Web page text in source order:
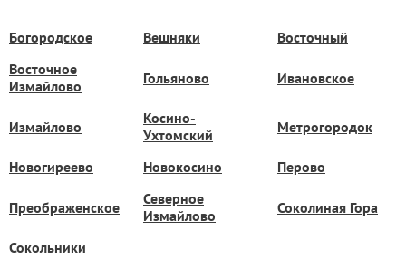
Богородское Вешняки
Восточный
Восточное
Измайлово
Гольяново Ивановское
Измайлово
Косино-
Ухтомский
Метрогородок
Новогиреево Новокосино Перово
Преображенское
Северное
Измайлово
Соколиная Гора
Сокольники